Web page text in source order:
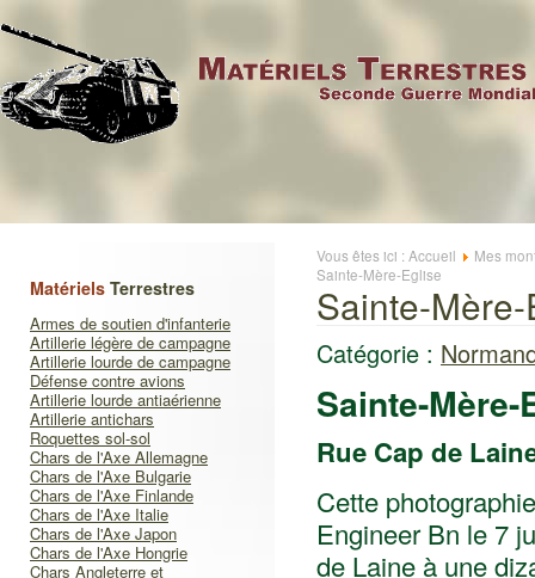
Matériels Terrestres
Armes de soutien d'infanterie
Artillerie légère de campagne
Artillerie lourde de campagne
Défense contre avions
Artillerie lourde antiaérienne
Artillerie antichars
Roquettes sol-sol
Chars de l'Axe Allemagne
Chars de l'Axe Bulgarie
Chars de l'Axe Finlande
Chars de l'Axe Italie
Chars de l'Axe Japon
Chars de l'Axe Hongrie
Chars Angleterre et
Vous êtes ici : Accueil
Mes
Sainte-Mère-Eglise
Sainte-
Catégorie :
Sainte-Mère-
Rue Cap de
Cette
Engineer Bn le 7
de Laine à une